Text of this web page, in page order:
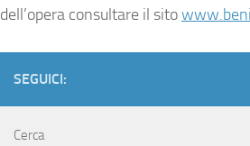
dell’opera consultare il sito
SEGUICI:
Cerca